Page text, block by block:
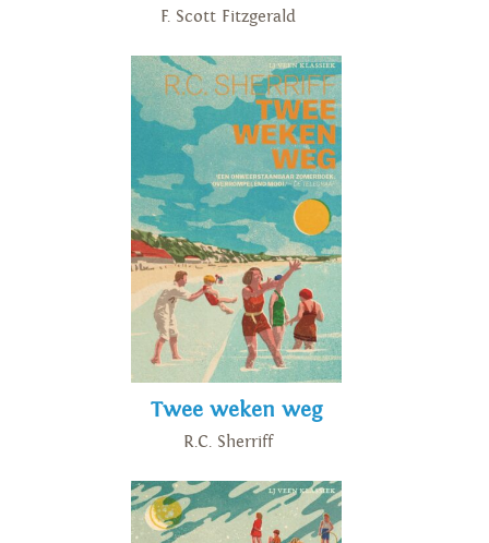
F. Scott Fitzgerald
Twee weken weg
R.C. Sherriff